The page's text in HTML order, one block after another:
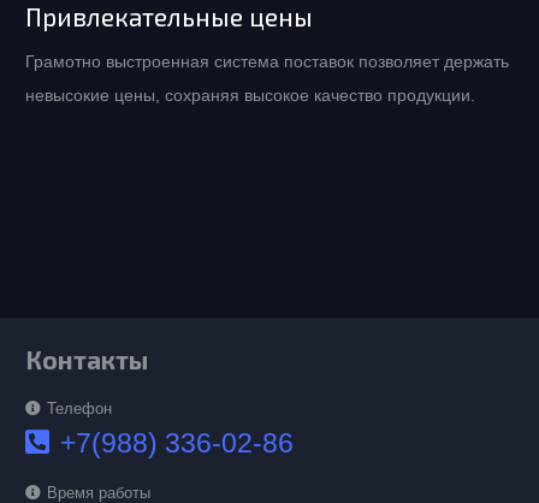
Привлекательные цены
Грамотно выстроенная система поставок позволяет держать
невысокие цены, сохраняя высокое качество продукции.
Контакты
Телефон
+7(988) 336-02-86
Время работы